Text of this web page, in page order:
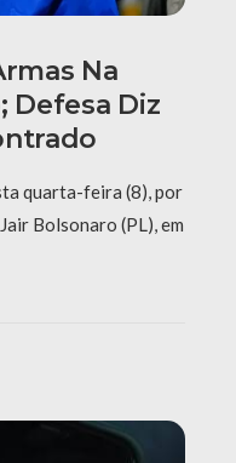
Na
Defesa Diz
quarta-feira (8), por
Bolsonaro (PL), em